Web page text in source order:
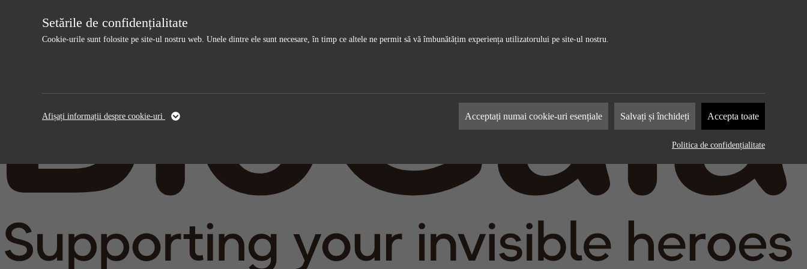
Setările de confidențialitate
Cookie-urile sunt folosite pe site-ul nostru web. Unele dintre ele sunt necesare, în timp ce altele ne permit să vă îmbunătățim experiența utilizatorului pe site-ul nostru.
Necesar
Aceste cookie-uri sunt necesare pentru ca site-ul
furnizorii sgalinski
timpul
Analytics
furnizorii Google
timpul
Media externă
Aceste cookie-uri pot fi folosite de companii
prin identificarea unică a browserului și a
furnizorii LinkedIn
timpul
Afișați informații despre cookie-uri Acceptați numai cookie-uri esențiale Salvați și închideți Accepta toate
Politica de confidențialitate